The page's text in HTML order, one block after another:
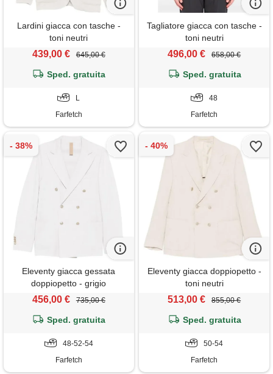
Lardini giacca con tasche -
toni neutri
439,00 € 645,00 €
Sped. gratuita
L
Farfetch
Tagliatore giacca con tasche -
toni neutri
496,00 € 658,00 €
Sped. gratuita
48
Farfetch
Eleventy giacca gessata
doppiopetto - grigio
456,00 € 735,00 €
Sped. gratuita
48-52-54
Farfetch
Eleventy giacca doppiopetto -
toni neutri
513,00 € 855,00 €
Sped. gratuita
50-54
Farfetch